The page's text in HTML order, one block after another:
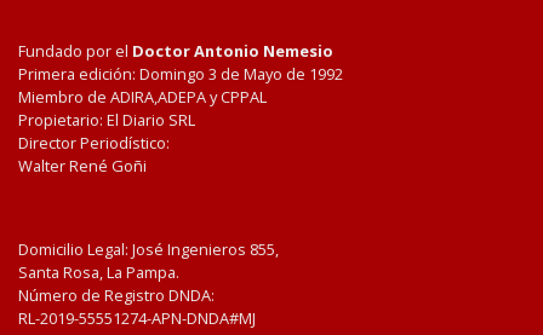
Fundado por el Doctor Antonio Nemesio
Primera edición: Domingo 3 de Mayo de 1992
Miembro de ADIRA,ADEPA y CPPAL
Propietario: El Diario SRL
Director Periodístico:
Walter René Goñi
Domicilio Legal: José Ingenieros 855,
Santa Rosa, La Pampa.
Número de Registro DNDA:
RL-2019-55551274-APN-DNDA#MJ